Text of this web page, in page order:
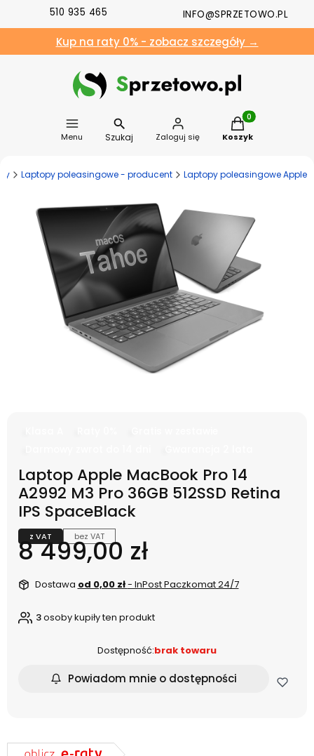
510 935 465 INFO@SPRZETOWO.PL
Kup na raty 0% - zobacz szczegóły →
Menu Szukaj Zaloguj się
Produkty w
Koszyk
Laptopy poleasingowe - producent Laptopy poleasingowe Apple
Laptop Apple MacBook Pro 14
A2992 M3 Pro 36GB 512SSD Retina
IPS SpaceBlack
z VAT bez VAT
Cena
8 499,00 zł
Dostawa od 0,00 zł- InPost Paczkomat 24/7
3osoby kupiły ten produkt
Dostępność:brak towaru
Powiadom mnie o dostępności